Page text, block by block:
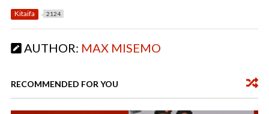
b
o
o
er
A
p
Kitaifa 2124
AUTHOR: MAX MISEMO
RECOMMENDED FOR YOU